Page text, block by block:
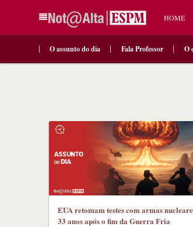
HOME
O assunto do dia Fala Professor O
EUA retomam testes com armas
33 anos após o fim da Guerra Fria